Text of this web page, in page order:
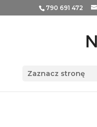
790 691 472
Zaznacz stronę